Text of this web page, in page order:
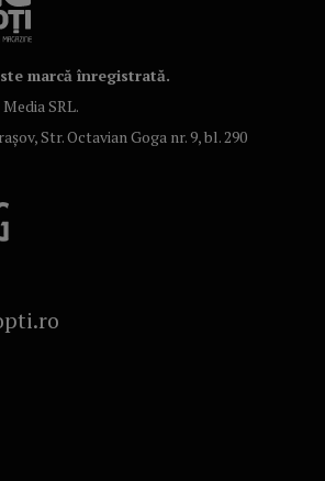
marcă înregistrată.
SRL.
Str. Octavian Goga nr. 9, bl. 290